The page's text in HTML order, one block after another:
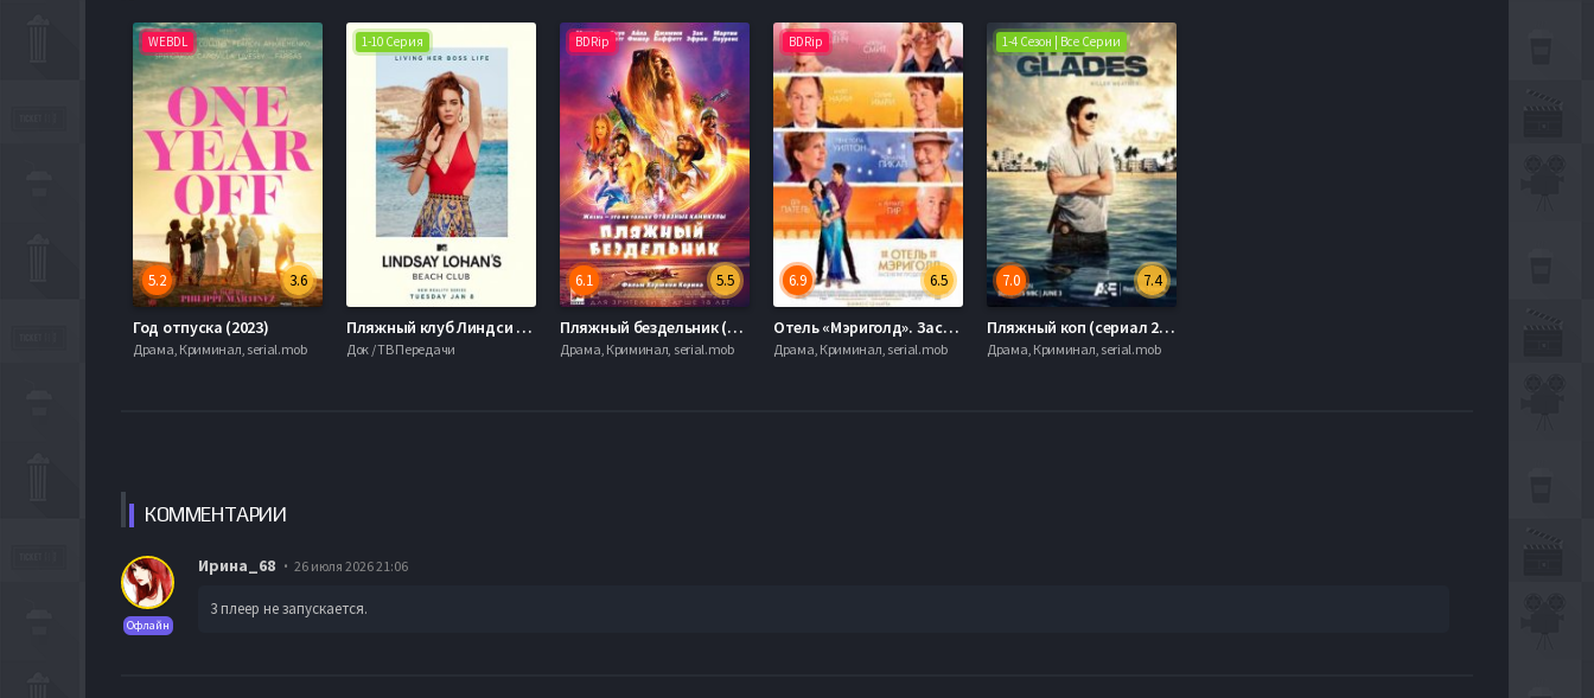
WEBDL
3.6
5.2
Год отпуска (2023)
Драма, Криминал, serial.mob
1-10 Серия
Пляжный клуб Линдси Лохан (2019)
Док / ТВ Передачи
BDRip
5.5
6.1
Пляжный бездельник (2019)
Драма, Криминал, serial.mob
BDRip
6.5
6.9
Отель «Мэриголд». Заселение продолжается / Отель «Мэриголд»: Лучший из экзотических 2 (2015)
Драма, Криминал, serial.mob
1-4 Сезон | Все Серии
7.4
7.0
Пляжный коп (сериал 2010 – 2013) (1,2,3,4 Сезон)
Драма, Криминал, serial.mob
КОММЕНТАРИИ
Офлайн
Ирина_68 26 июля 2026 21:06
3 плеер не запускается.